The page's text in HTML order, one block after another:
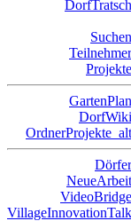
DorfTratsch
Suchen
Teilnehmer
Projekte
GartenPlan
DorfWiki
OrdnerProjekte_alt
Dörfer
NeueArbeit
VideoBridge
VillageInnovationTalk